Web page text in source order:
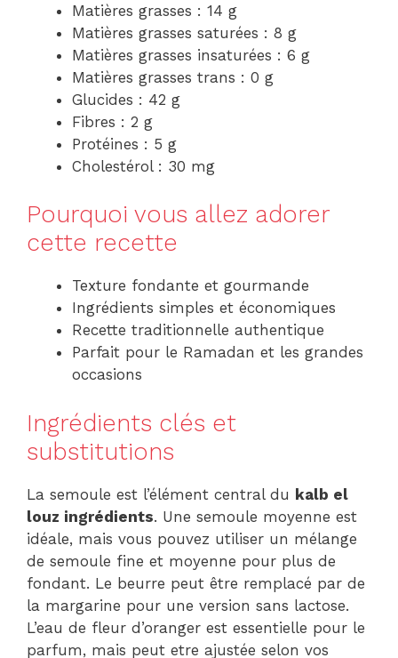
Matières grasses : 14 g
Matières grasses saturées : 8 g
Matières grasses insaturées : 6 g
Matières grasses trans : 0 g
Glucides : 42 g
Fibres : 2 g
Protéines : 5 g
Cholestérol : 30 mg
Pourquoi vous allez adorer
cette recette
Texture fondante et gourmande
Ingrédients simples et économiques
Recette traditionnelle authentique
Parfait pour le Ramadan et les grandes
occasions
Ingrédients clés et
substitutions
La semoule est l’élément central du kalb el
louz ingrédients. Une semoule moyenne est
idéale, mais vous pouvez utiliser un mélange
de semoule fine et moyenne pour plus de
fondant. Le beurre peut être remplacé par de
la margarine pour une version sans lactose.
L’eau de fleur d’oranger est essentielle pour le
parfum, mais peut etre ajustée selon vos